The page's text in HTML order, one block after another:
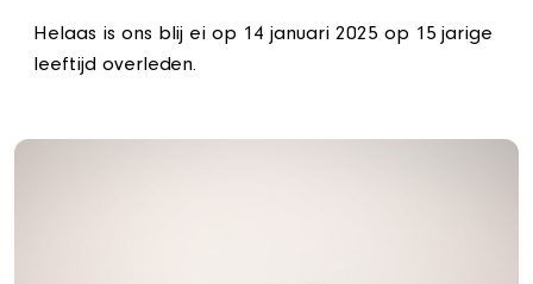
Helaas is ons blij ei op 14 januari 2025 op 15 jarige
leeftijd overleden.